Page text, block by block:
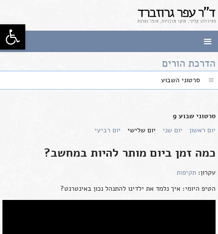
פתח
לתוכן
ד"ר עפר גרוזברד
קליני, חוקר תרבויות, סופר
הדרכת הורים
סרטוני השבוע
סרטוני שבוע 9
יום ראשון
יום שני יום שלישי יום רביעי
כמה זמן ביום מותר להיות במחשב?
עקרון: תקיפות
הטיפ היומי: איך נלמד את ילדינו להתנהל נכון באינטרנט?